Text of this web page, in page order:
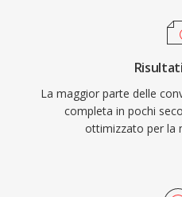
La maggior parte delle
completa in pochi
ottimizzato per la